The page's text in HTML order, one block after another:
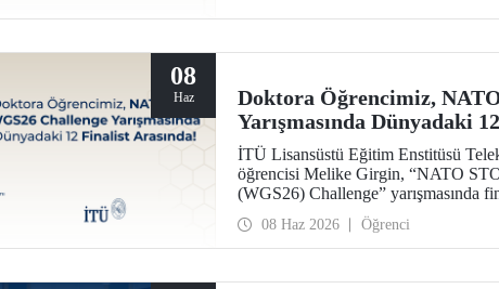
08
Haz
Doktora Öğrencimiz,
Yarışmasında Dünyadaki
İTÜ Lisansüstü Eğitim Enstitüsü
öğrencisi Melike Girgin, “NATO
(WGS26) Challenge” yarışmasında
08 Haz 2026 Öğrenci